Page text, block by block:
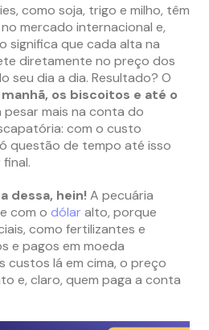
como soja, trigo e milho, têm
mercado internacional e,
significa que cada alta na
diretamente no preço dos
seu dia a dia. Resultado? O
os biscoitos e até o
pesar mais na conta do
com o custo
questão de tempo até isso
dessa, hein!A pecuária
com o dólaralto, porque
como fertilizantes e
e pagos em moeda
custos lá em cima, o preço
e, claro, quem paga a conta